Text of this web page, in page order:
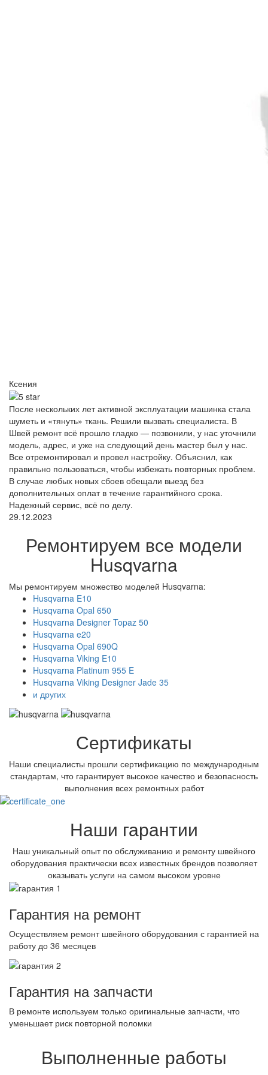
Ксения
После нескольких лет активной эксплуатации машинка стала
шуметь и «тянуть» ткань. Решили вызвать специалиста. В
Швей ремонт всё прошло гладко — позвонили, у нас уточнили
модель, адрес, и уже на следующий день мастер был у нас.
Все отремонтировал и провел настройку. Объяснил, как
правильно пользоваться, чтобы избежать повторных проблем.
В случае любых новых сбоев обещали выезд без
дополнительных оплат в течение гарантийного срока.
Надежный сервис, всё по делу.
29.12.2023
Ремонтируем все модели
Husqvarna
Мы ремонтируем множество моделей Husqvarna:
Husqvarna E10
Husqvarna Opal 650
Husqvarna Designer Topaz 50
Husqvarna e20
Husqvarna Opal 690Q
Husqvarna Viking E10
Husqvarna Platinum 955 E
Husqvarna Viking Designer Jade 35
и других
Сертификаты
Наши специалисты прошли сертификацию по международным
стандартам, что гарантирует высокое качество и безопасность
выполнения всех ремонтных работ
Наши гарантии
Наш уникальный опыт по обслуживанию и ремонту швейного
оборудования практически всех известных брендов позволяет
оказывать услуги на самом высоком уровне
Гарантия на ремонт
Осуществляем ремонт швейного оборудования с гарантией на
работу до 36 месяцев
Гарантия на запчасти
В ремонте используем только оригинальные запчасти, что
уменьшает риск повторной поломки
Выполненные работы